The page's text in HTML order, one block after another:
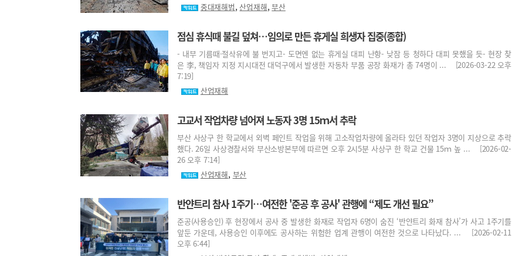
중대재해법, 산업재해,부산
점심 휴식때 불길 덮쳐…임의로 만든 휴게실 희생자 집중(종합)
- 내부 기름때·절삭유에 불 번지고- 도면엔 없는 휴게실 대피 난항- 낮잠 등 청하다 대피 못했을 듯- 현장 찾
은 李, 책임자 지정 지시대전 대덕구에서 발생한 자동차 부품 공장 화재가 총 74명이 ... [2026-03-22 오후
7:19]
산업재해
고교서 작업차량 넘어져 노동자 3명 15ｍ서 추락
부산 사상구 한 학교에서 외벽 페인트 작업을 위해 고소작업차량에 올라타 있던 작업자 3명이 지상으로 추락
했다. 26일 사상경찰서와 부산소방본부에 따르면 오후 2시5분 사상구 한 학교 건물 15ｍ 높 ... [2026-02-
26 오후 7:14]
산업재해, 부산
반얀트리 참사 1주기…여전한 '준공 후 공사' 관행에 “제도 개선 필요”
준공(사용승인) 후 현장에서 공사 중 발생한 화재로 작업자 6명이 숨진 ‘반얀트리 화재 참사’가 사고 1주기를
앞둔 가운데, 사용승인 이후에도 공사하는 위험한 업계 관행이 여전한 것으로 나타났다. ... [2026-02-11
오후 6:44]